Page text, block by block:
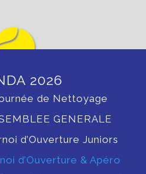
2026
de Nettoyage
GENERALE
d’Ouverture Juniors
d’Ouverture & Apéro